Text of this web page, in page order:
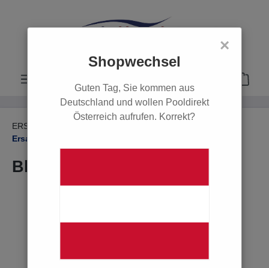
×
Shopwechsel
Guten Tag, Sie kommen aus
Deutschland und wollen Pooldirekt
Österreich aufrufen. Korrekt?
ERSATZTEILE
Ersatzteile Dosiertechnik
Blue Fit 50 Anbohrschelle